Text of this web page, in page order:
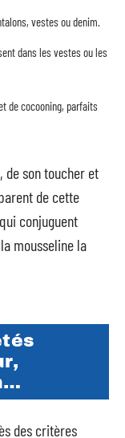
vestes ou denim.
dans les vestes ou les
de cocooning, parfaits
de son toucher et
de cette
conjuguent
mousseline la
des critères